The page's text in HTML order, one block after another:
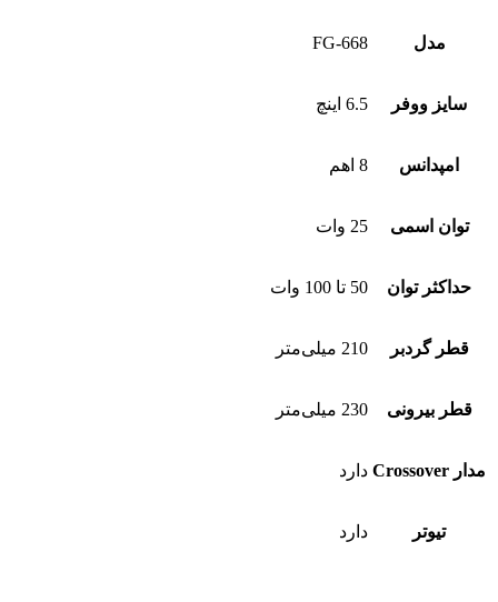
مدل FG-668
سایز ووفر 6.5 اینچ
امپدانس 8 اهم
توان اسمی 25 وات
حداکثر توان 50 تا 100 وات
قطر گردبر 210 میلی‌متر
قطر بیرونی 230 میلی‌متر
مدار Crossover دارد
تیوتر دارد